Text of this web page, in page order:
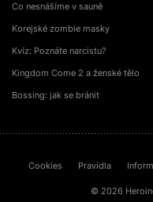
Co nesnášíme v sauně
Korejské zombie masky
Kvíz: Poznáte narcistu?
Kingdom Come 2 a ženské tělo
Bossing: jak se bránit
Cookies Pravidla
© 2026